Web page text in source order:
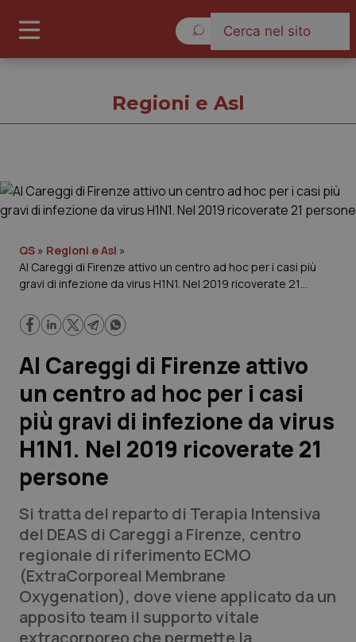
Governo e Parlamento
Regioni e Asl
Lavoro e Professioni
Scienza e Farmaci
Studi e Analisi
Lettere al direttore
Edizioni Regionali
QS Pro
Professionisti Sanitari.AI
Regioni e Asl
QS » Regioni e Asl »
Al Careggi di Firenze attivo un centro ad hoc per i casi più
gravi di infezione da virus H1N1. Nel 2019 ricoverate 21
Al Careggi di Firenze attivo
un centro ad hoc per i casi
più gravi di infezione da virus
H1N1. Nel 2019 ricoverate 21
persone
Si tratta del reparto di Terapia Intensiva
del DEAS di Careggi a Firenze, centro
regionale di riferimento ECMO
(ExtraCorporeal Membrane
Oxygenation), dove viene applicato da un
apposito team il supporto vitale
extracorporeo che permette la